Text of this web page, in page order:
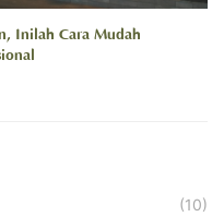
Inilah Cara Mudah
(10)